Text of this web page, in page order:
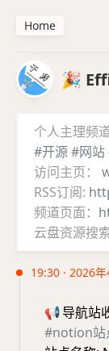
🎉
个人主理频
#开源#网站
访问主页：
RSS订阅:
频道页面：
云盘资源搜
19:30 · 2026
📢导航站
#notion站
Home